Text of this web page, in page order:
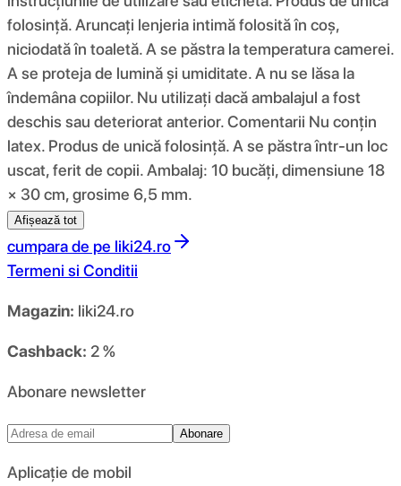
folosință. Aruncați lenjeria intimă folosită în coș,
niciodată în toaletă. A se păstra la temperatura camerei.
A se proteja de lumină și umiditate. A nu se lăsa la
îndemâna copiilor. Nu utilizați dacă ambalajul a fost
deschis sau deteriorat anterior. Comentarii Nu conțin
latex. Produs de unică folosință. A se păstra într-un loc
uscat, ferit de copii. Ambalaj: 10 bucăți, dimensiune 18
× 30 cm, grosime 6,5 mm.
Afișează tot
cumpara de pe liki24.ro
Termeni si Conditii
Magazin: liki24.ro
Cashback: 2 %
Abonare newsletter
Abonare
Aplicație de mobil